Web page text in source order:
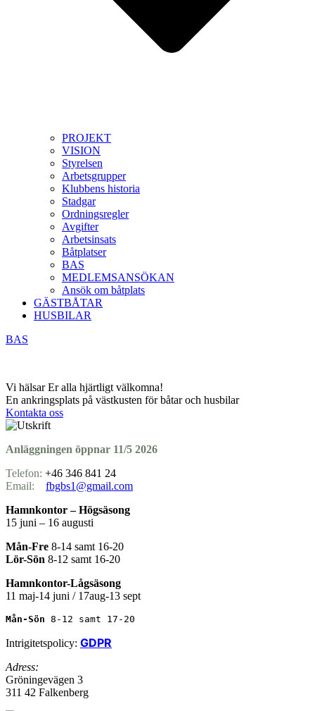
PROJEKT
VISION
Styrelsen
Arbetsgrupper
Klubbens historia
Stadgar
Ordningsregler
Avgifter
Arbetsinsats
Båtplatser
BAS
MEDLEMSANSÖKAN
Ansök om båtplats
GÄSTBÅTAR
HUSBILAR
BAS
Vi hälsar Er alla hjärtligt välkomna!
En ankringsplats på västkusten för båtar och husbilar
Kontakta oss
Anläggningen öppnar 11/5 2026
Telefon: +46 346 841 24
Email: fbgbs1@gmail.com
Hamnkontor – Högsäsong
15 juni – 16 augusti
Mån-Fre 8-14 samt 16-20
Lör-Sön 8-12 samt 16-20
Hamnkontor-Lågsäsong
11 maj-14 juni / 17aug-13 sept
Mån-Sön 8-12 samt 17-20
Intrigitetspolicy: GDPR
Adress:
Gröningevägen 3
311 42 Falkenberg